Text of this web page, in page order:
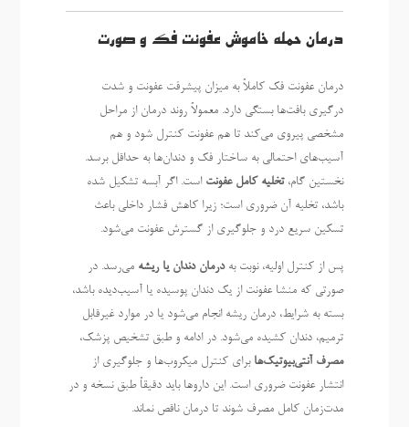
درمان حمله خاموش عفونت فک و صورت
درمان عفونت فک کاملاً به میزان پیشرفت عفونت و شدت
درگیری بافت‌ها بستگی دارد. معمولاً روند درمان از مراحل
مشخصی پیروی می‌کند تا هم عفونت کنترل شود و هم
آسیب‌های احتمالی به ساختار فک و دندان‌ها به حداقل برسد.
نخستین گام،تخلیه کامل عفونت است. اگر آبسه تشکیل شده
باشد، تخلیه آن ضروری است؛ زیرا کاهش فشار داخلی باعث
تسکین سریع درد و جلوگیری از گسترش عفونت می‌شود.
پس از کنترل اولیه، نوبت بهدرمان دندان یا ریشه می‌رسد. در
صورتی که منشا عفونت از یک دندان پوسیده یا آسیب‌دیده باشد،
بسته به شرایط، درمان ریشه انجام می‌شود یا در موارد غیرقابل
ترمیم، دندان کشیده می‌شود. در ادامه و طبق تشخیص پزشک،
مصرف آنتی‌بیوتیک‌ها برای کنترل میکروب‌ها و جلوگیری از
انتشار عفونت ضروری است. این داروها باید دقیقاً طبق نسخه و در
مدت‌زمان کامل مصرف شوند تا درمان ناقص نماند.